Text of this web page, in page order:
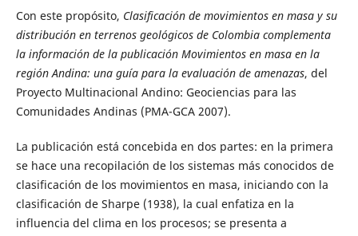
Con este propósito, Clasificación de movimientos en masa y su
distribución en terrenos geológicos de Colombia complementa
la información de la publicación Movimientos en masa en la
región Andina: una guía para la evaluación de amenazas, del
Proyecto Multinacional Andino: Geociencias para las
Comunidades Andinas (PMA-GCA 2007).
La publicación está concebida en dos partes: en la primera
se hace una recopilación de los sistemas más conocidos de
clasificación de los movimientos en masa, iniciando con la
clasificación de Sharpe (1938), la cual enfatiza en la
influencia del clima en los procesos; se presenta a